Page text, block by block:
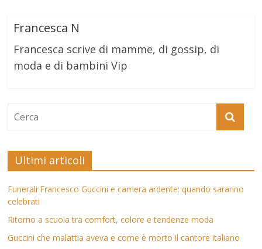
Francesca N
Francesca scrive di mamme, di gossip, di
moda e di bambini Vip
Ultimi articoli
Funerali Francesco Guccini e camera ardente: quando saranno
celebrati
Ritorno a scuola tra comfort, colore e tendenze moda
Guccini che malattia aveva e come è morto il cantore italiano